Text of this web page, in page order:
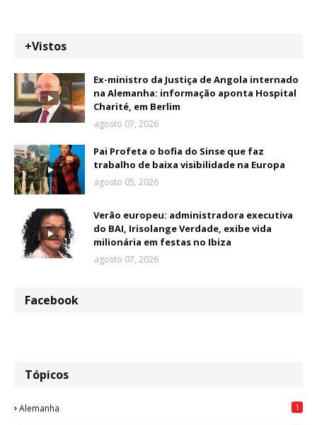
+Vistos
Ex-ministro da Justiça de Angola internado
na Alemanha: informação aponta Hospital
Charité, em Berlim
agosto 07, 2026
Pai Profeta o bofia do Sinse que faz
trabalho de baixa visibilidade na Europa
agosto 05, 2026
Verão europeu: administradora executiva
do BAI, Irisolange Verdade, exibe vida
milionária em festas no Ibiza
agosto 07, 2026
Facebook
Tópicos
Alemanha 1